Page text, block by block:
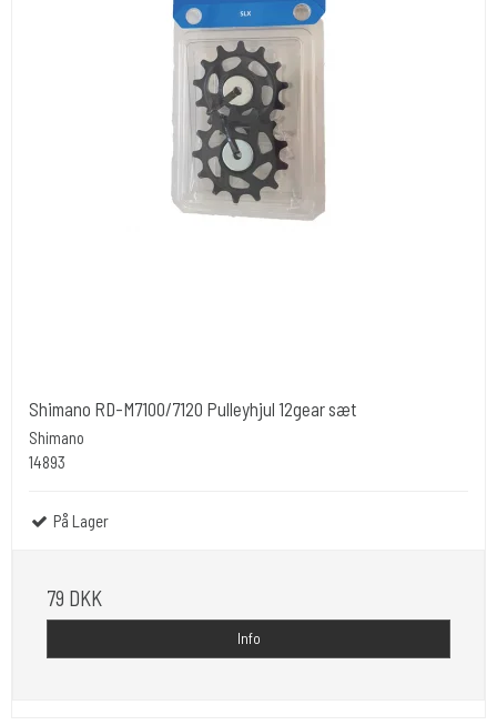
Shimano RD-M7100/7120 Pulleyhjul 12gear sæt
Shimano
14893
På Lager
79 DKK
Info